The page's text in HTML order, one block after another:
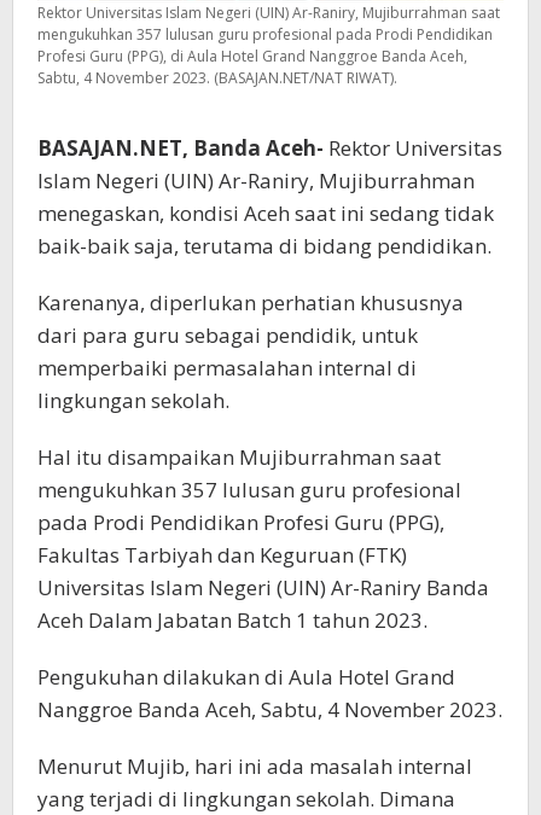
Rektor Universitas Islam Negeri (UIN) Ar-Raniry, Mujiburrahman saat
mengukuhkan 357 lulusan guru profesional pada Prodi Pendidikan
Profesi Guru (PPG), di Aula Hotel Grand Nanggroe Banda Aceh,
Sabtu, 4 November 2023. (BASAJAN.NET/NAT RIWAT).
BASAJAN.NET, Banda Aceh- Rektor Universitas
Islam Negeri (UIN) Ar-Raniry, Mujiburrahman
menegaskan, kondisi Aceh saat ini sedang tidak
baik-baik saja, terutama di bidang pendidikan.
Karenanya, diperlukan perhatian khususnya
dari para guru sebagai pendidik, untuk
memperbaiki permasalahan internal di
lingkungan sekolah.
Hal itu disampaikan Mujiburrahman saat
mengukuhkan 357 lulusan guru profesional
pada Prodi Pendidikan Profesi Guru (PPG),
Fakultas Tarbiyah dan Keguruan (FTK)
Universitas Islam Negeri (UIN) Ar-Raniry Banda
Aceh Dalam Jabatan Batch 1 tahun 2023.
Pengukuhan dilakukan di Aula Hotel Grand
Nanggroe Banda Aceh, Sabtu, 4 November 2023.
Menurut Mujib, hari ini ada masalah internal
yang terjadi di lingkungan sekolah. Dimana